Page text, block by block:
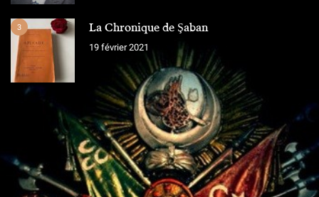
3 La Chronique de Şaban
19 février 2021
L'ÉQUIPE
Chroniques Ottomanes
"Si je tombe sur le champ de bataille, qu'on grave sur la pierre,